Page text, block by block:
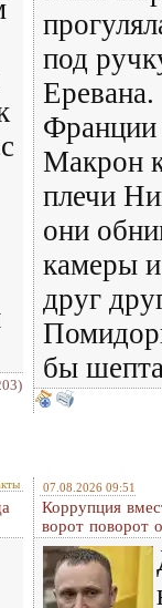
под
Макрон
плечи
они
камеры
друг
бы
07.08.2026 09:51
Коррупция
ворот поворот